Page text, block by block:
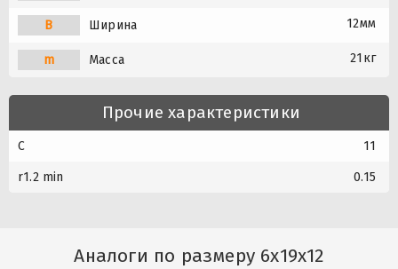
B Ширина 12мм
m Масса 21кг
Прочие характеристики
C 11
r1.2 min 0.15
Аналоги по размеру 6x19x12